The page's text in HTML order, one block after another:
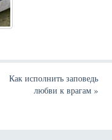
Как исполнить заповедь
любви к врагам»